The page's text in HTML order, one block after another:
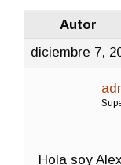
Autor
diciembre 7,
Hola soy